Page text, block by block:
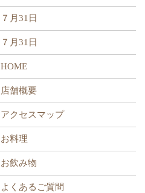
７月31日
７月31日
HOME
店舗概要
アクセスマップ
お料理
お飲み物
よくあるご質問